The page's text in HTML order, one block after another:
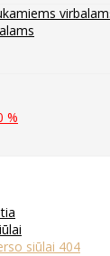
%
siūlai 404